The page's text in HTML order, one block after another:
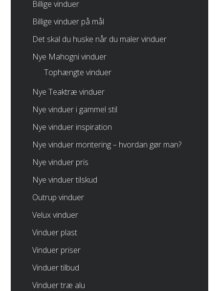
Billige vinduer
Billige vinduer på mål
Det skal du huske når du maler vinduer
Nye Mahogni vinduer
Tophængte vinduer
Nye Teaktræ vinduer
Nye vinduer i gammel stil
Nye vinduer inspiration
Nye vinduer montering – hvordan gør man?
Nye vinduer pris
Nye vinduer tilskud
Outrup vinduer
Velux vinduer
Vinduer plast
Vinduer priser
Vinduer tilbud
Vinduer træ alu